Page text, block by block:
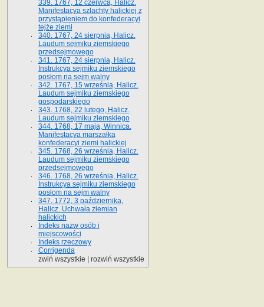
339. 1767, 12 czerwca, Halicz.
Manifestacya szlachty halickiej z
przystąpieniem do konfederacyi
tejże ziemi
340. 1767, 24 sierpnia, Halicz.
Laudum sejmiku ziemskiego
przedsejmowego
341. 1767, 24 sierpnia, Halicz.
Instrukcya sejmiku ziemskiego
posłom na sejm walny
342. 1767, 15 września, Halicz.
Laudum sejmiku ziemskiego
gospodarskiego
343. 1768, 22 lutego, Halicz.
Laudum sejmiku ziemskiego
344. 1768, 17 maja, Winnica.
Manifestacya marszałka
konfederacyi ziemi halickiej
345. 1768, 26 września, Halicz.
Laudum sejmiku ziemskiego
przedsejmowego
346. 1768, 26 września, Halicz.
Instrukcya sejmiku ziemskiego
posłom na sejm walny
347. 1772, 3 października,
Halicz. Uchwała ziemian
halickich
Indeks nazw osób i
miejscowości
Indeks rzeczowy
Corrigenda
zwiń wszystkie
rozwiń wszystkie